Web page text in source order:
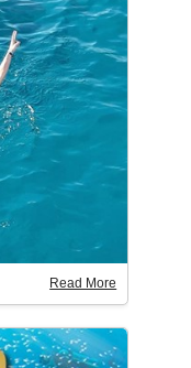
Read More